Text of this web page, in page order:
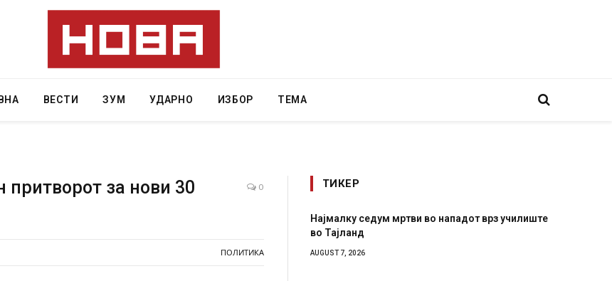
ВЕСТИ ЗУМ УДАРНО ИЗБОР ТЕМА
за нови 30
0
ПОЛИТИКА
ТИКЕР
Најмалку седум мртви во нападот врз училиште
СОЗИС: Украинците повеќе им веруваат